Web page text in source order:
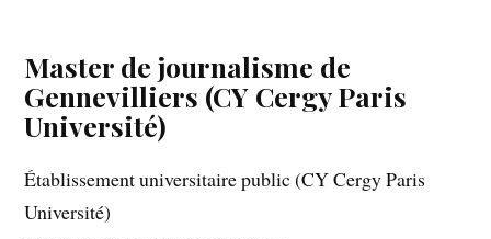
Master de journalisme de
Gennevilliers (CY Cergy Paris
Université)
Établissement universitaire public (CY Cergy Paris
Université)